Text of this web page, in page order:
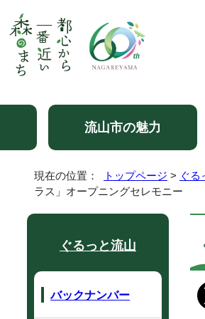
流山市の魅力
現在の位置： トップページ > ぐる
ラス」オープニングセレモニー
ぐるっと流山
バックナンバー